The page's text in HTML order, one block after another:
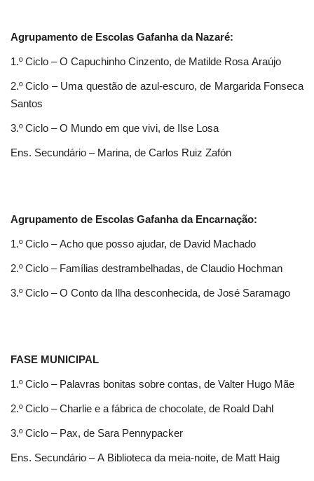
Agrupamento de Escolas Gafanha da Nazaré:
1.º Ciclo – O Capuchinho Cinzento, de Matilde Rosa Araújo
2.º Ciclo – Uma questão de azul-escuro, de Margarida Fonseca
Santos
3.º Ciclo – O Mundo em que vivi, de Ilse Losa
Ens. Secundário – Marina, de Carlos Ruiz Zafón
Agrupamento de Escolas Gafanha da Encarnação:
1.º Ciclo – Acho que posso ajudar, de David Machado
2.º Ciclo – Famílias destrambelhadas, de Claudio Hochman
3.º Ciclo – O Conto da Ilha desconhecida, de José Saramago
FASE MUNICIPAL
1.º Ciclo – Palavras bonitas sobre contas, de Valter Hugo Mãe
2.º Ciclo – Charlie e a fábrica de chocolate, de Roald Dahl
3.º Ciclo – Pax, de Sara Pennypacker
Ens. Secundário – A Biblioteca da meia-noite, de Matt Haig